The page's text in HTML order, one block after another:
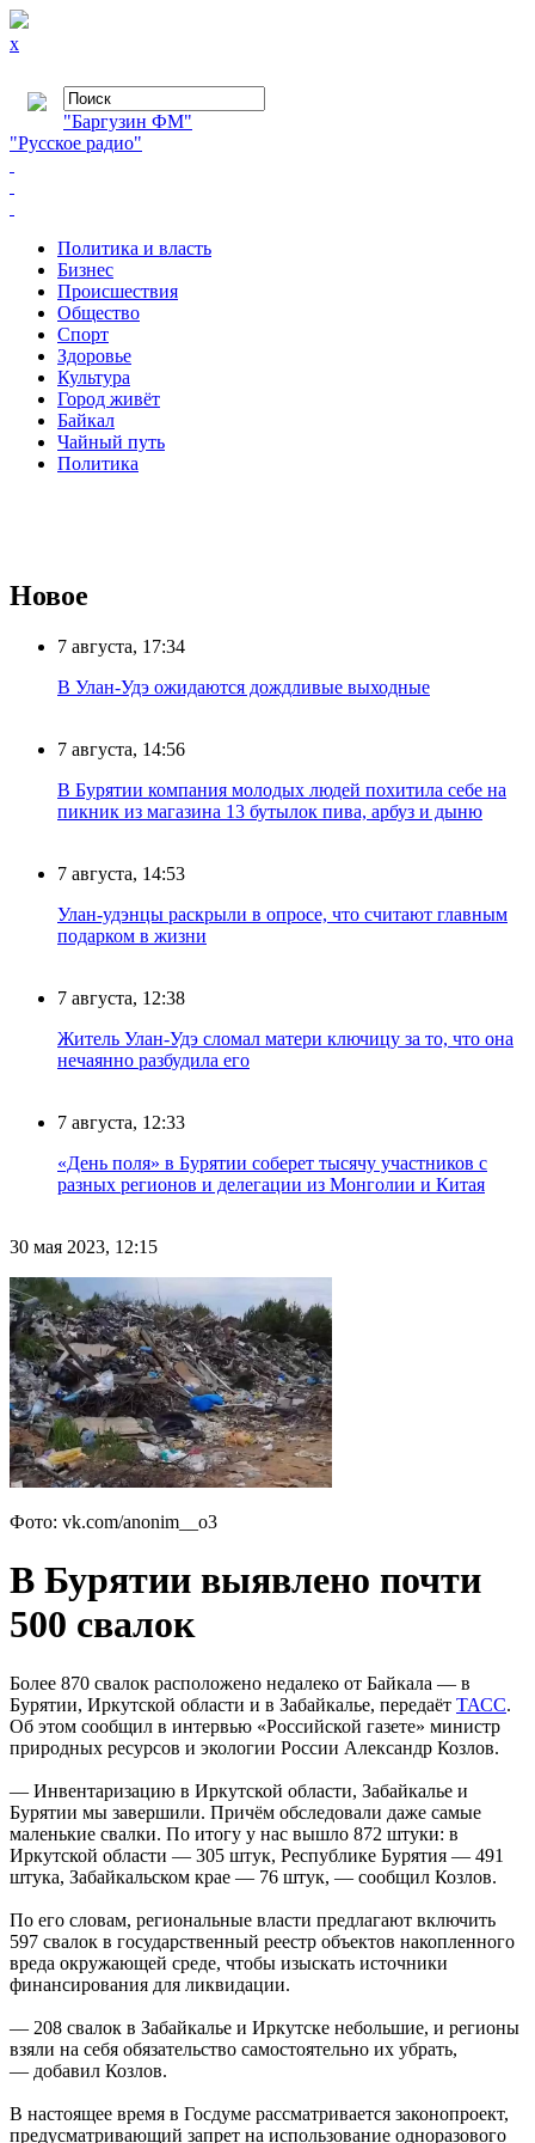
x
"Баргузин ФМ"
"Русское радио"
Политика и власть
Бизнес
Происшествия
Общество
Cпорт
Здоровье
Культура
Город живёт
Байкал
Чайный путь
Политика
Новое
7 августа, 17:34
В Улан-Удэ ожидаются дождливые выходные
7 августа, 14:56
В Бурятии компания молодых людей похитила себе на
пикник из магазина 13 бутылок пива, арбуз и дыню
7 августа, 14:53
Улан-удэнцы раскрыли в опросе, что считают главным
подарком в жизни
7 августа, 12:38
Житель Улан-Удэ сломал матери ключицу за то, что она
нечаянно разбудила его
7 августа, 12:33
«День поля» в Бурятии соберет тысячу участников с
разных регионов и делегации из Монголии и Китая
30 мая 2023, 12:15
Фото: vk.com/anonim__o3
В Бурятии выявлено почти
500 свалок
Более 870 свалок расположено недалеко от Байкала — в
Бурятии, Иркутской области и в Забайкалье, передаёт ТАСС.
Об этом сообщил в интервью «Российской газете» министр
природных ресурсов и экологии России Александр Козлов.
— Инвентаризацию в Иркутской области, Забайкалье и
Бурятии мы завершили. Причём обследовали даже самые
маленькие свалки. По итогу у нас вышло 872 штуки: в
Иркутской области — 305 штук, Республике Бурятия — 491
штука, Забайкальском крае — 76 штук, — сообщил Козлов.
По его словам, региональные власти предлагают включить
597 свалок в государственный реестр объектов накопленного
вреда окружающей среде, чтобы изыскать источники
финансирования для ликвидации.
— 208 свалок в Забайкалье и Иркутске небольшие, и регионы
взяли на себя обязательство самостоятельно их убрать,
— добавил Козлов.
В настоящее время в Госдуме рассматривается законопроект,
предусматривающий запрет на использование одноразового